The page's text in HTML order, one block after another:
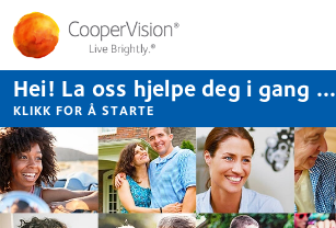
Hopp
hovedinnhold
Hei! La oss hjelpe deg i gang ...
KLIKK FOR Å STARTE
CooperVision
Norway